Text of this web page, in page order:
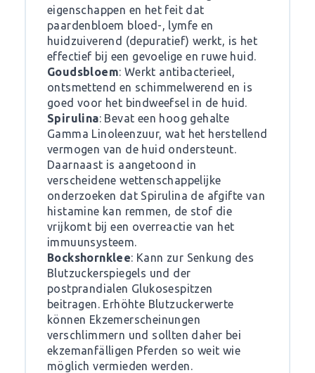
eigenschappen en het feit dat
paardenbloem bloed-, lymfe en
huidzuiverend (depuratief) werkt, is het
effectief bij een gevoelige en ruwe huid.
Goudsbloem: Werkt antibacterieel,
ontsmettend en schimmelwerend en is
goed voor het bindweefsel in de huid.
Spirulina: Bevat een hoog gehalte
Gamma Linoleenzuur, wat het herstellend
vermogen van de huid ondersteunt.
Daarnaast is aangetoond in
verscheidene wettenschappelijke
onderzoeken dat Spirulina de afgifte van
histamine kan remmen, de stof die
vrijkomt bij een overreactie van het
immuunsysteem.
Bockshornklee: Kann zur Senkung des
Blutzuckerspiegels und der
postprandialen Glukosespitzen
beitragen. Erhöhte Blutzuckerwerte
können Ekzemerscheinungen
verschlimmern und sollten daher bei
ekzemanfälligen Pferden so weit wie
möglich vermieden werden.